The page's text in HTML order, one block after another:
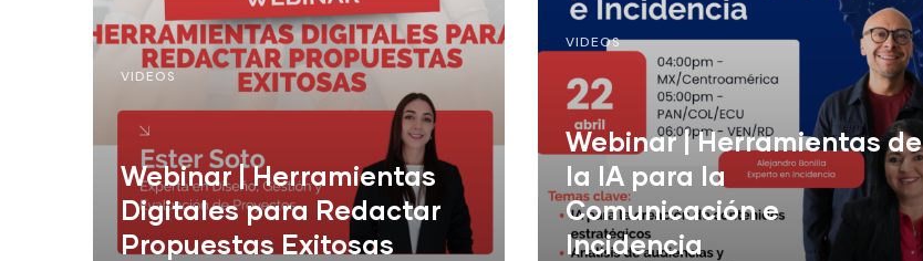
VIDEOS
Webinar | Herramientas
Digitales para Redactar
Propuestas Exitosas
VIDEOS
Webinar | Herramientas de
la IA para la
Comunicación e
Incidencia